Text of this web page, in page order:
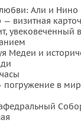
— эвкалиптовый
сцены,
комфортную
проводится
вас или вашей
Али и Нино
— визитная
увековеченный
Медеи и
в